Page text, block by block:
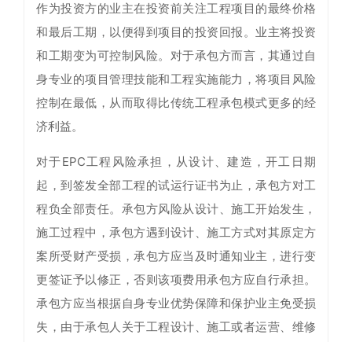
作为投资方的业主在投资前关注工程项目的最终价格
和最后工期，以便得到项目的投资回报。业主将投资
和工期变为可控制风险。对于承包方而言，其通过自
身专业的项目管理技能和工程实施能力，将项目风险
控制在最低，从而取得比传统工程承包模式更多的经
济利益。
对于EPC工程风险承担，从设计、建造，开工日期
起，到签发全部工程的试运行证书为止，承包方对工
程负全部责任。承包方风险从设计、施工开始发生，
施工过程中，承包方遇到设计、施工方式对其原定方
案所受财产受损，承包方应当及时通知业主，进行变
更签证予以修正，否则该项费用承包方应自行承担。
承包方应当根据自身专业优势保障和保护业主免受损
失，由于承包人关于工程设计、施工或者运营、维修